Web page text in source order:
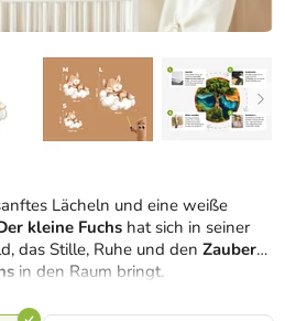
Lächeln und eine weiße
kleine Fuchs hat sich in seiner
das Stille, Ruhe und den Zauber
in den Raum bringt.